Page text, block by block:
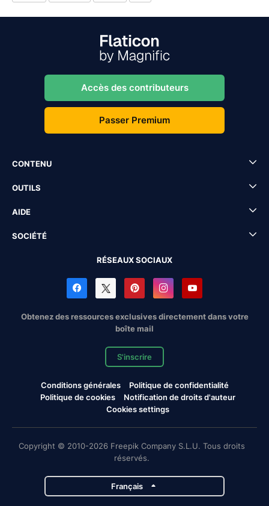
Accès des contributeurs
Passer Premium
CONTENU
OUTILS
AIDE
SOCIÉTÉ
RÉSEAUX SOCIAUX
Obtenez des ressources exclusives directement dans votre
boîte mail
S'inscrire
Conditions générales
Politique de confidentialité
Politique de cookies
Notification de droits d'auteur
Cookies settings
Copyright © 2010-2026 Freepik Company S.L.U. Tous droits
réservés.
Français